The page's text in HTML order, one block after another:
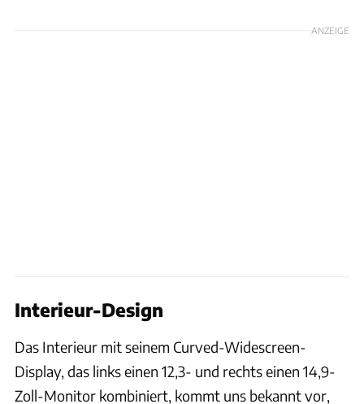
ANZEIGE
Interieur-Design
Das Interieur mit seinem Curved-Widescreen-
Display, das links einen 12,3- und rechts einen 14,9-
Zoll-Monitor kombiniert, kommt uns bekannt vor,